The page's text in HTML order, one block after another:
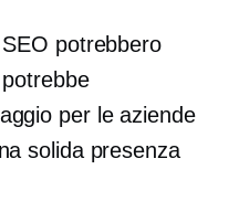
potrebbero
per le aziende
solida presenza